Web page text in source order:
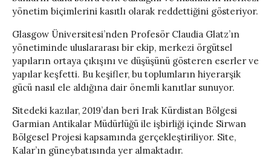
yönetim biçimlerini kasıtlı olarak reddettiğini gösteriyor.
Glasgow Üniversitesi’nden Profesör Claudia Glatz’ın
yönetiminde uluslararası bir ekip, merkezi örgütsel
yapıların ortaya çıkışını ve düşüşünü gösteren eserler ve
yapılar keşfetti. Bu keşifler, bu toplumların hiyerarşik
gücü nasıl ele aldığına dair önemli kanıtlar sunuyor.
Sitedeki kazılar, 2019’dan beri Irak Kürdistan Bölgesi
Garmian Antikalar Müdürlüğü ile işbirliği içinde Sirwan
Bölgesel Projesi kapsamında gerçekleştiriliyor. Site,
Kalar’ın güneybatısında yer almaktadır.